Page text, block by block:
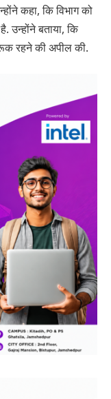
कहा, कि विभाग को
उन्होंने बताया, कि
रहने की अपील की.